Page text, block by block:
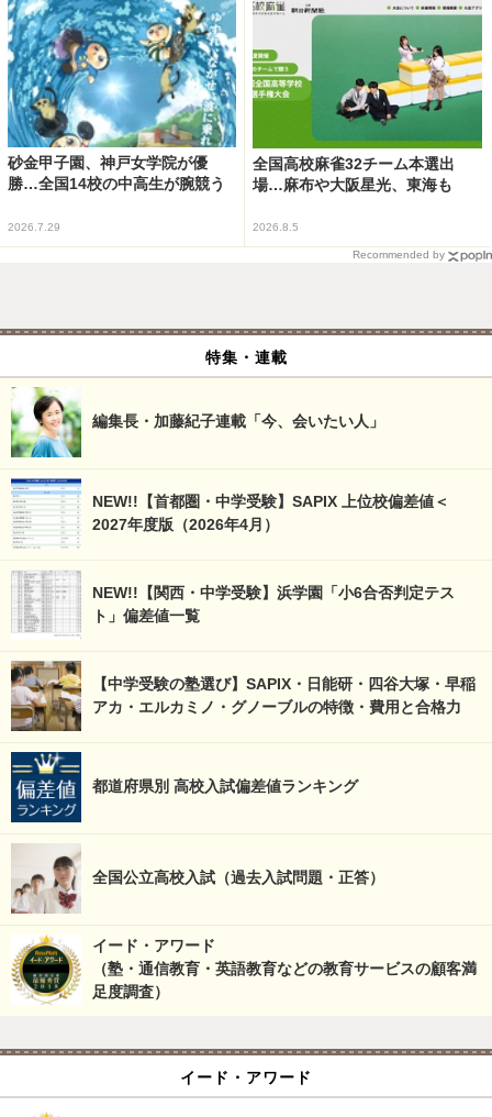
砂金甲子園、神戸女学院が優
勝…全国14校の中高生が腕競う
2026.7.29
全国高校麻雀32チーム本選出
場…麻布や大阪星光、東海も
2026.8.5
Recommended by
特集・連載
編集長・加藤紀子連載「今、会いたい人」
NEW!!【首都圏・中学受験】SAPIX 上位校偏差値＜
2027年度版（2026年4月）
NEW!!【関西・中学受験】浜学園「小6合否判定テス
ト」偏差値一覧
【中学受験の塾選び】SAPIX・日能研・四谷大塚・早稲
アカ・エルカミノ・グノーブルの特徴・費用と合格力
都道府県別 高校入試偏差値ランキング
全国公立高校入試（過去入試問題・正答）
イード・アワード
（塾・通信教育・英語教育などの教育サービスの顧客満
足度調査）
イード・アワード